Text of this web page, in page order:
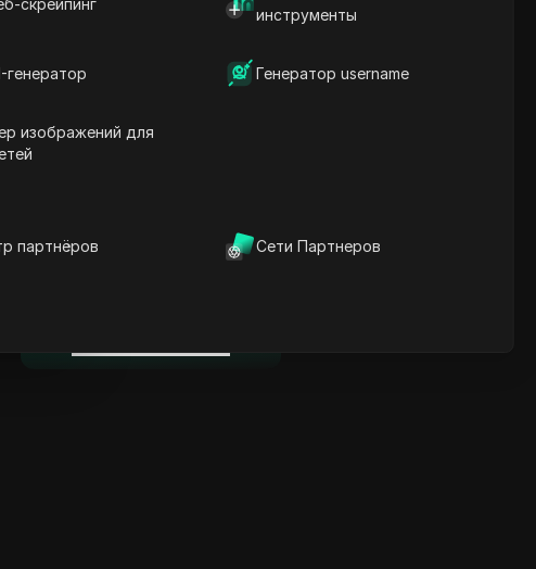
скрейпинг
инструменты
генератор Генератор username
изображений для
партнёров Сети Партнеров
странице
Ключевая информация
Ключевые слова
Связанные вопросы и
ответы
DICloak антидетект браузер